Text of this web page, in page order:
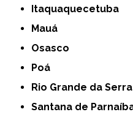
Itaquaquecetuba
Mauá
Osasco
Poá
Rio Grande da Serra
Santana de